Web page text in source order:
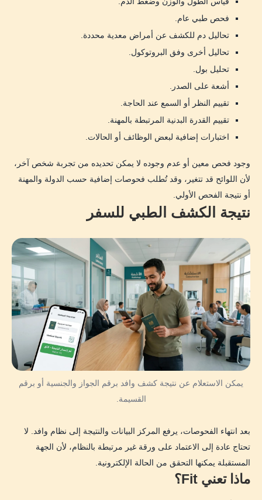
فحص طبي عام.
تحاليل دم للكشف عن أمراض معدية محددة.
تحاليل أخرى وفق البروتوكول.
تحليل بول.
أشعة على الصدر.
تقييم النظر أو السمع عند الحاجة.
تقييم القدرة البدنية المرتبطة بالمهنة.
اختبارات إضافية لبعض الوظائف أو الحالات.
وجود فحص معين أو عدم وجوده لا يمكن تحديده من تجربة شخص آخر،
لأن اللوائح قد تتغير، وقد تُطلب فحوصات إضافية حسب الدولة والمهنة
أو نتيجة الفحص الأولي.
نتيجة الكشف الطبي للسفر
يمكن الاستعلام عن نتيجة كشف وافد برقم الجواز والجنسية أو برقم
القسيمة.
بعد انتهاء الفحوصات، يرفع المركز البيانات والنتيجة إلى نظام وافد. لا
تحتاج عادة إلى الاعتماد على ورقة غير مرتبطة بالنظام، لأن الجهة
المستقبلة يمكنها التحقق من الحالة الإلكترونية.
ماذا تعني Fit؟